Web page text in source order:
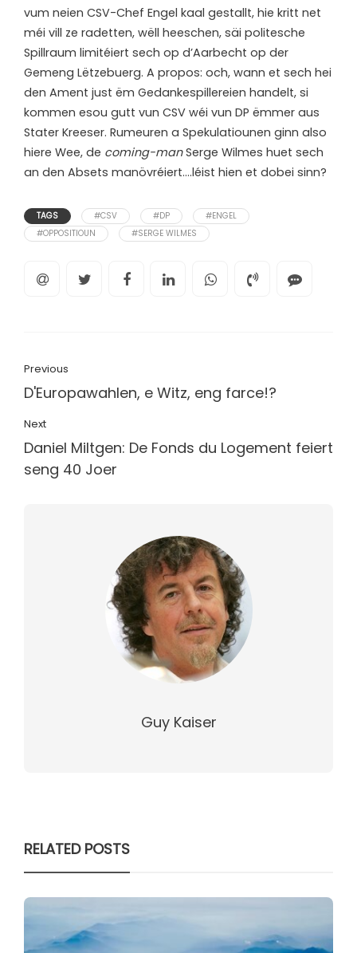
vum neien CSV-Chef Engel kaal gestallt, hie kritt net
méi vill ze radetten, wëll heeschen, säi politesche
Spillraum limitéiert sech op d’Aarbecht op der
Gemeng Lëtzebuerg. A propos: och, wann et sech hei
den Ament just ëm Gedankespillereien handelt, si
kommen esou gutt vun CSV wéi vun DP ëmmer aus
Stater Kreeser. Rumeuren a Spekulatiounen ginn also
hiere Wee, de coming-manSerge Wilmes huet sech
an den Absets manövréiert….léist hien et dobei sinn?
TAGS #CSV #DP
#ENGEL
#OPPOSITIOUN
#SERGE WILMES
Previous
D'Europawahlen, e Witz, eng farce!?
Next
Daniel Miltgen: De Fonds du Logement feiert
seng 40 Joer
Guy Kaiser
RELATED POSTS